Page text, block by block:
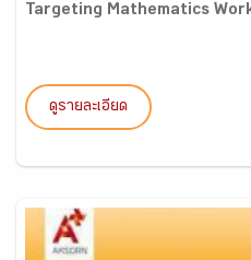
Targeting Mathematics
ดูรายละเอียด